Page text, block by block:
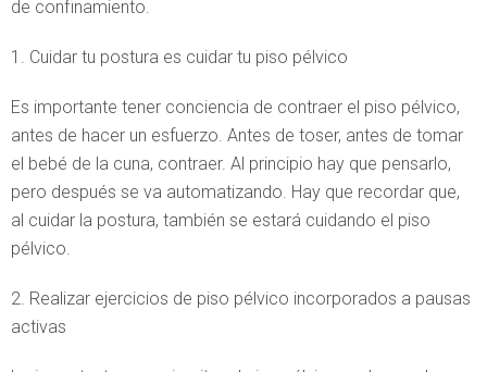
de confinamiento.
1. Cuidar tu postura es cuidar tu piso pélvico
Es importante tener conciencia de contraer el piso pélvico,
antes de hacer un esfuerzo. Antes de toser, antes de tomar
el bebé de la cuna, contraer. Al principio hay que pensarlo,
pero después se va automatizando. Hay que recordar que,
al cuidar la postura, también se estará cuidando el piso
pélvico.
2. Realizar ejercicios de piso pélvico incorporados a pausas
activas